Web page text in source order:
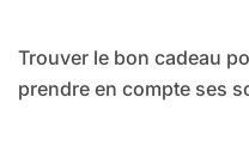
Trouver le bon cadeau pour un chasseur suppose de
prendre en compte ses